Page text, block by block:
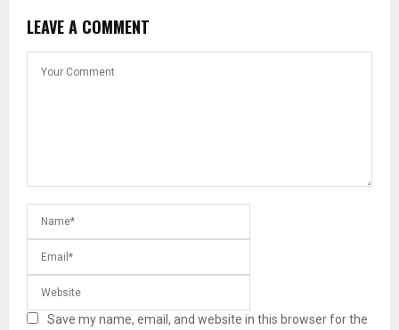
LEAVE A COMMENT
Save my name, email, and website in this browser for the